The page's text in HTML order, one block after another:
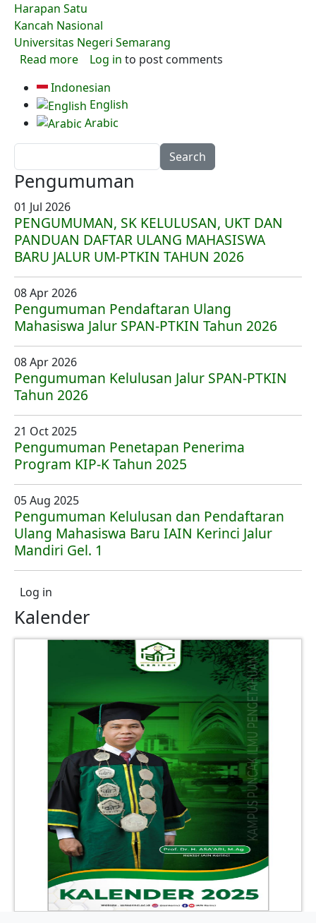
Harapan Satu
Kancah Nasional
Universitas Negeri Semarang
Read moreabout Saingi UNDIP, Dua Mahasiswa KIP-K
Log in to post comments
Indonesian
English
Arabic
Pengumuman
01 Jul 2026
PENGUMUMAN, SK KELULUSAN, UKT DAN
PANDUAN DAFTAR ULANG MAHASISWA
BARU JALUR UM-PTKIN TAHUN 2026
08 Apr 2026
Pengumuman Pendaftaran Ulang
Mahasiswa Jalur SPAN-PTKIN Tahun 2026
08 Apr 2026
Pengumuman Kelulusan Jalur SPAN-PTKIN
Tahun 2026
21 Oct 2025
Pengumuman Penetapan Penerima
Program KIP-K Tahun 2025
05 Aug 2025
Pengumuman Kelulusan dan Pendaftaran
Ulang Mahasiswa Baru IAIN Kerinci Jalur
Mandiri Gel. 1
User account menu
Log in
Kalender